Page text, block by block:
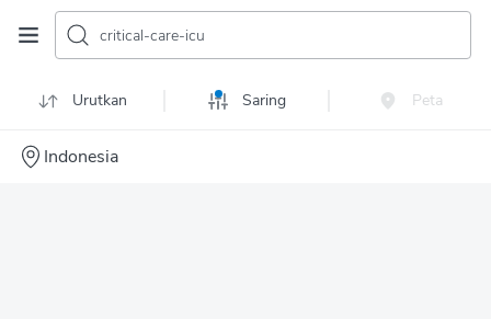
critical-care-icu
Urutkan Saring Peta
Indonesia